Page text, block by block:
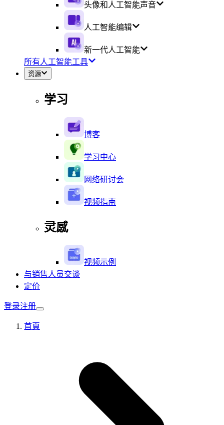
头像和人工智能声音
人工智能编辑
新一代人工智能
所有人工智能工具
资源
学习
博客
学习中心
网络研讨会
视频指南
灵感
视频示例
与销售人员交谈
定价
登录注册
首頁